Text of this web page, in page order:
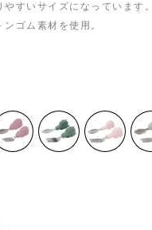
やすいサイズになっています
ゴム素材を使用。